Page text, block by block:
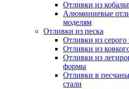
Отливки из
Алюминиевые
моделям
Отливки из песка
Отливки из серого
Отливки из
Отливки из
формы
Отливки в
стали